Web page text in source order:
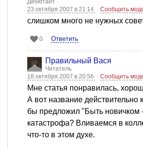
Дебютант
23 октября 2007 в 21:14
Сообщить
слишком много не нужных
0 Ответить
Правильный Вася
Читатель
18 октября 2007 в 20:56
Сообщить
Мне статья понравилась,
А вот название действительно
бы предложил "Быть новичком
катастрофа? Вливаемся в
что-то в этом духе.